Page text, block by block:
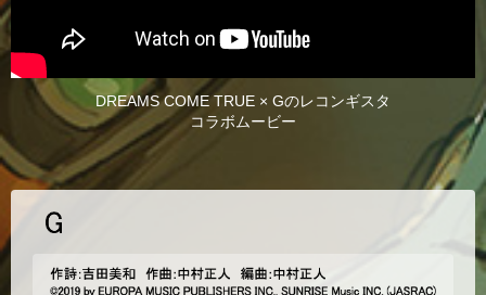
DREAMS COME TRUE × Gのレコンギスタ
コラボムービー